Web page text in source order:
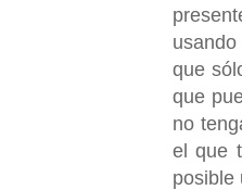
que
que
no
el que
posible